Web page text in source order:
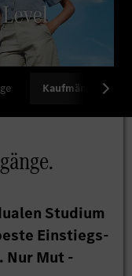
Kaufmännische
Studium
Einstiegs-
Nur Mut -